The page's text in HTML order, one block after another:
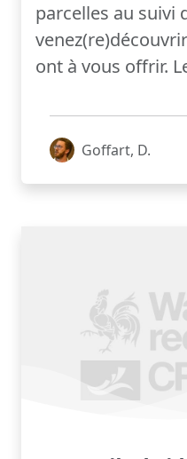
parcelles au suivi
ont à vous offrir.
Goffart, D.